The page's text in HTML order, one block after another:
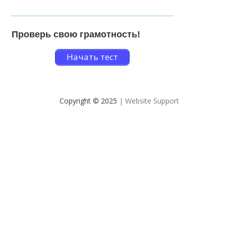
Проверь свою грамотность!
Начать тест
Copyright © 2025 | Website Support